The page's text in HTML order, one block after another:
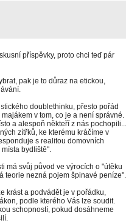
příspěvky, proto chci teď pár
pak je to důraz na etickou,
doublethinku, přesto pořád
v tom, co je a není správné.
a alespoň někteří z nás pochopili...
zítřků, ke kterému kráčíme v
s realitou domovních
bydliště".
má svůj původ ve výrocích o "útěku
teorie nezná pojem špinavé peníze".
krást a podvádět je v pořádku,
podle kterého Vás lze soudit.
schopností, pokud dosáhneme